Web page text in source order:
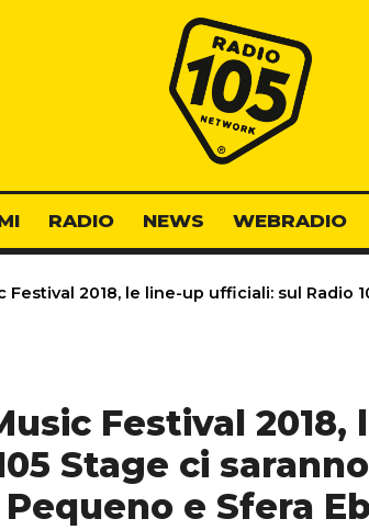
Radio 105
RADIO NEWS WEBRADIO
Festival 2018, le line-up ufficiali: sul Radio
Festival
Stage ci
Pequeno e Sfera